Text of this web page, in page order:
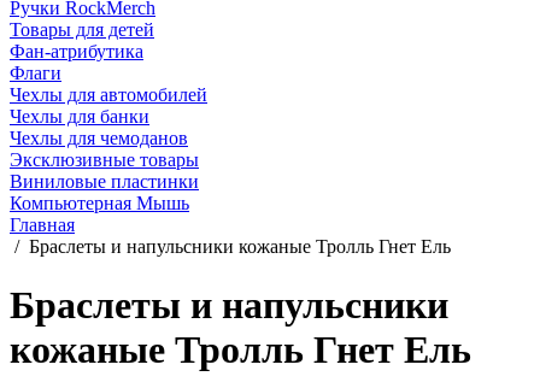
Ручки RockMerch
Товары для детей
Фан-атрибутика
Флаги
Чехлы для автомобилей
Чехлы для банки
Чехлы для чемоданов
Эксклюзивные товары
Виниловые пластинки
Компьютерная Мышь
Главная
/ Браслеты и напульсники кожаные Тролль Гнет Ель
Браслеты и напульсники
кожаные Тролль Гнет Ель